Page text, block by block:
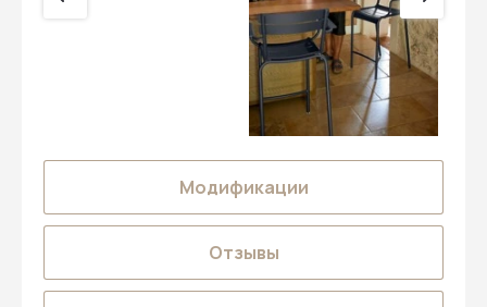
Модификации
Отзывы